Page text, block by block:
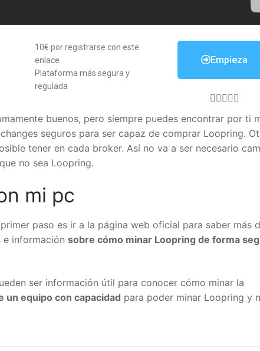
10€ por registrarse con este
enlace
Plataforma más segura y
regulada
Empieza

buenos, pero siempre puedes encontrar por ti
seguros para ser capaz de comprar Loopring.
tener en cada broker. Así no va a ser necesario
no sea Loopring.
mi pc
paso es ir a la página web oficial para saber más
información sobre cómo minar Loopring de forma
ser información útil para conocer cómo minar la
un equipo con capacidad para poder minar Loopring y